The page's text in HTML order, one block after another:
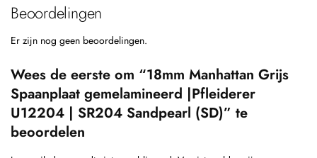
Beoordelingen
Er zijn nog geen beoordelingen.
Wees de eerste om “18mm Manhattan Grijs
Spaanplaat gemelamineerd |Pfleiderer
U12204 | SR204 Sandpearl (SD)” te
beoordelen